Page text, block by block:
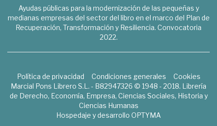
Ayudas públicas para la modernización de las pequeñas y
medianas empresas del sector del libro en el marco del Plan de
Recuperación, Transformación y Resiliencia. Convocatoria
2022.
Política de privacidad Condiciones generales
Cookies
Marcial Pons Librero S.L. - B82947326 © 1948 - 2018. Librería
de Derecho, Economía, Empresa, Ciencias Sociales, Historia y
Ciencias Humanas
Hospedaje y desarrollo OPTYMA